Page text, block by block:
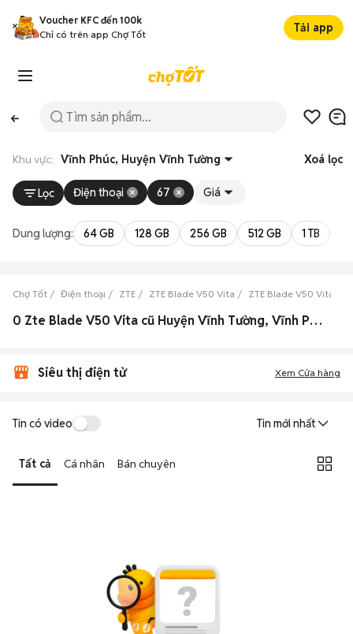
Voucher KFC đến 100k
Chỉ có trên app Chợ Tốt
Tải app
Khu vực: Vĩnh Phúc, Huyện Vĩnh Tường Xoá lọc
Lọc Điện thoại 67 Giá
Dung lượng: 64 GB 128 GB 256 GB 512 GB 1 TB
Chợ Tốt Điện thoại ZTE ZTE Blade V50 Vita ZTE Blade V50 Vita
0 Zte Blade V50 Vita cũ Huyện Vĩnh Tường, Vĩnh Phúc đẹp
Siêu thị điện tử Xem Cửa hàng
Tin có video Tin mới nhất
Tất cả Cá nhân Bán chuyên